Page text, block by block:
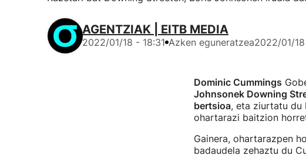
AGENTZIAK | EITB MEDIA
2022/01/18 - 18:31 Azken eguneratzea2022/01/
Dominic Cummings
Johnsonek Downing
bertsioa, eta ziurtatu du
ohartarazi baitzion
Gainera, ohartarazpen
badaudela zehaztu du